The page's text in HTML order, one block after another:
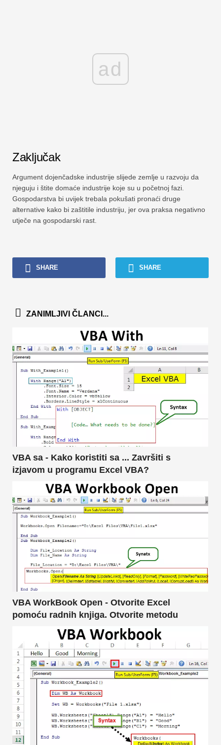
ad
Zaključak
Argument dojenčadske industrije slijede zemlje u razvoju da
njeguju i štite domaće industrije koje su u početnoj fazi.
Gospodarstva bi uvijek trebala pokušati pronaći druge
alternative kako bi zaštitile industriju, jer ova praksa negativno
utječe na gospodarski rast.
SHARE SHARE
ZANIMLJIVI ČLANCI...
VBA sa - Kako koristiti sa ... Završiti s
izjavom u programu Excel VBA?
VBA WorkBook Open - Otvorite Excel
pomoću radnih knjiga. Otvorite metodu